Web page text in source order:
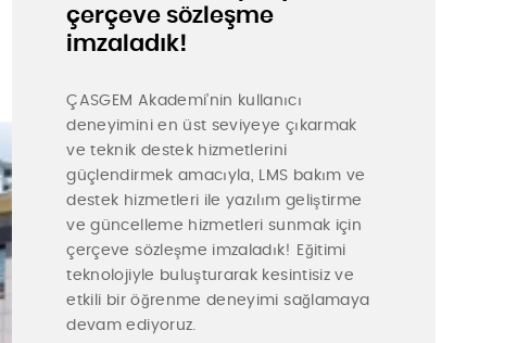
çerçeve sözleşme
imzaladık!
ÇASGEM Akademi’nin kullanıcı
deneyimini en üst seviyeye çıkarmak
ve teknik destek hizmetlerini
güçlendirmek amacıyla, LMS bakım ve
destek hizmetleri ile yazılım geliştirme
ve güncelleme hizmetleri sunmak için
çerçeve sözleşme imzaladık! Eğitimi
teknolojiyle buluşturarak kesintisiz ve
etkili bir öğrenme deneyimi sağlamaya
devam ediyoruz.